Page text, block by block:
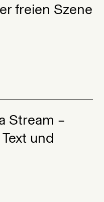
freien Szene
Stream –
und